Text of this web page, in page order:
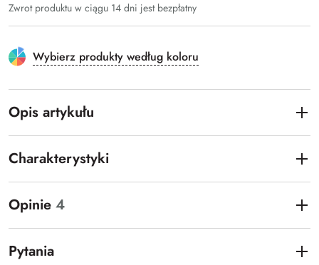
Zwrot produktu w ciągu 14 dni jest bezpłatny
Wybierz produkty według koloru
Opis artykułu
Charakterystyki
Opinie 4
Pytania